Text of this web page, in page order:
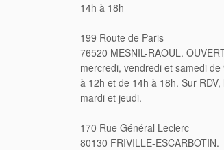
14h à 18h
199 Route de Paris
76520 MESNIL-RAOUL.
mercredi, vendredi et samedi de
à 12h et de 14h à 18h. Sur RDV,
mardi et jeudi.
170 Rue Général Leclerc
80130 FRIVILLE-ESCARBOTIN.